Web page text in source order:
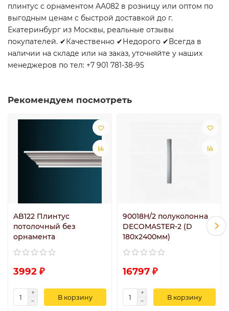
плинтус с орнаментом AA082 в розницу или оптом по
выгодным ценам с быстрой доставкой до г.
Екатеринбург из Москвы, реальные отзывы
покупателей. ✔Качественно ✔Недорого ✔Всегда в
наличии на складе или на заказ, уточняйте у наших
менеджеров по тел: +7 901 781-38-95
Рекомендуем посмотреть
AB122 Плинтус
потолочный без
орнамента
3992 ₽
В корзину
90018H/2 полуколонна
DECOMASTER-2 (D
180х2400мм)
16797 ₽
В корзину